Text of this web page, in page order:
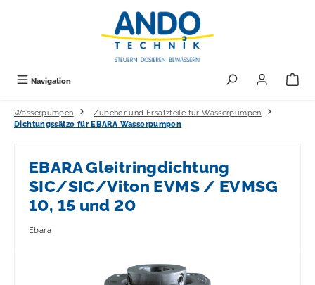
Navigation
Wasserpumpen
Zubehör und Ersatzteile für Wasserpumpen
Dichtungssätze für EBARA Wasserpumpen
EBARA Gleitringdichtung
SIC/SIC/Viton EVMS / EVMSG
10, 15 und 20
Ebara
Bildergalerie überspringen